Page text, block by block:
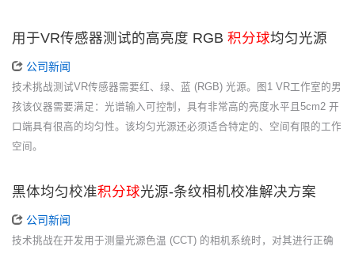
用于VR传感器测试的高亮度 RGB 积分球均匀光源
公司新闻
技术挑战测试VR传感器需要红、绿、蓝 (RGB) 光源。图1 VR工作室的男
孩该仪器需要满足：光谱输入可控制，具有非常高的亮度水平且5cm2 开
口端具有很高的均匀性。该均匀光源还必须适合特定的、空间有限的工作
空间。
黑体均匀校准积分球光源-条纹相机校准解决方案
公司新闻
技术挑战在开发用于测量光源色温 (CCT) 的相机系统时，对其进行正确